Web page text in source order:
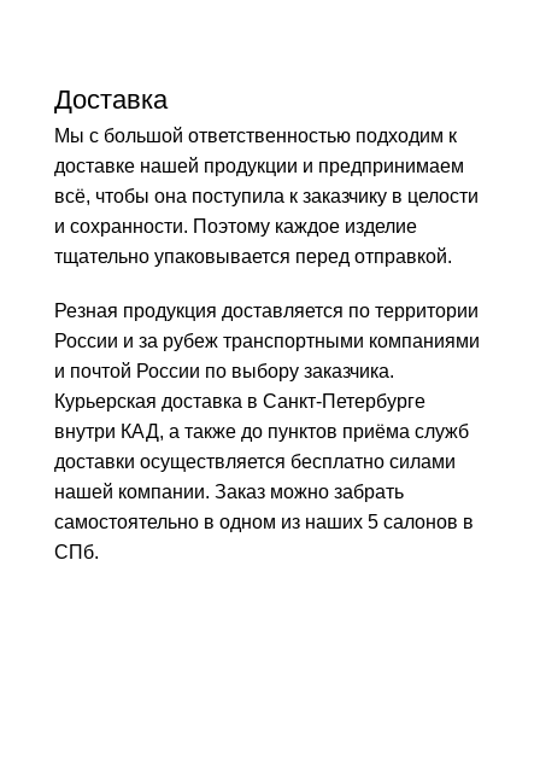
Доставка
Мы с большой ответственностью подходим к
доставке нашей продукции и предпринимаем
всё, чтобы она поступила к заказчику в целости
и сохранности. Поэтому каждое изделие
тщательно упаковывается перед отправкой.
Резная продукция доставляется по территории
России и за рубеж транспортными компаниями
и почтой России по выбору заказчика.
Курьерская доставка в Санкт-Петербурге
внутри КАД, а также до пунктов приёма служб
доставки осуществляется бесплатно силами
нашей компании. Заказ можно забрать
самостоятельно в одном из наших 5 салонов в
СПб.